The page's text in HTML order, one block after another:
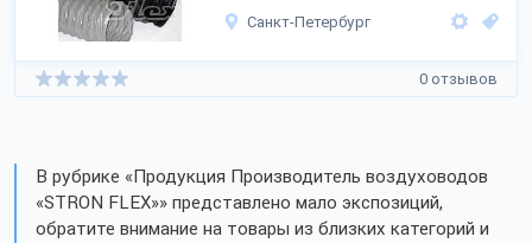
Санкт-Петербург
0 отзывов
В рубрике «Продукция Производитель воздуховодов
«STRON FLEX»» представлено мало экспозиций,
обратите внимание на товары из близких категорий и